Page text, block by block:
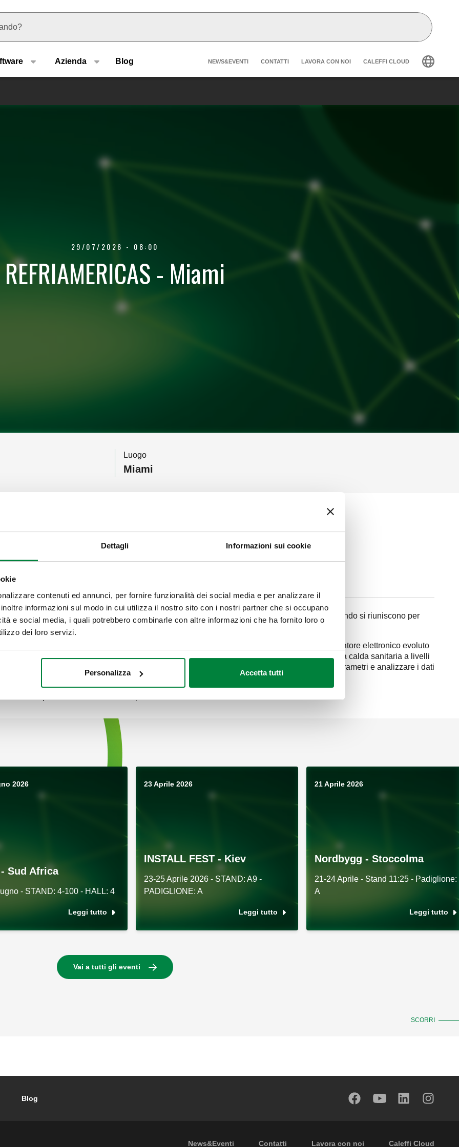
Dettagli Informazioni sui cookie
contenuti ed annunci, per fornire funzionalità dei social media e per analizzare il
informazioni sul modo in cui utilizza il nostro sito con i nostri partner che si occupano
e social media, i quali potrebbero combinarle con altre informazioni che ha fornito loro o
dei loro servizi.
Personalizza Accetta tutti
Azienda Blog Header secondary navigation
NEWS&EVENTI CONTATTI LAVORA CON NOI CALEFFI CLOUD
29/07/2026 - 08:00
REFRIAMERICAS - Miami
Luogo
Miami
Latina e i Caraibi, dove produttori, distributori e professionisti del settore HVAC
di tutto il mondo si riuniscono per
. Il nuovo miscelatore elettronico evoluto
con una connettività integrata. Il dispositivo innalza periodicamente la temperatura dell’acqua calda sanitaria a livelli
, permette di monitorare ogni ciclo di disinfezione, impostare i parametri e analizzare i dati
2026
Sud Africa
- STAND: 4-100 - HALL: 4
Leggi tutto
23 Aprile 2026
INSTALL FEST - Kiev
23-25 Aprile 2026 - STAND: A9 -
PADIGLIONE: A
Leggi tutto
21 Aprile 2026
Nordbygg - Stoccolma
21-24 Aprile - Stand 11:25 - Padiglione:
A
Leggi tutto
SCORRI
Vai a tutti gli eventi
Blog
News&Eventi Contatti Lavora con noi Caleffi Cloud